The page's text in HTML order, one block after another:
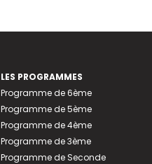
LES PROGRAMMES
Programme de 6ème
Programme de 5ème
Programme de 4ème
Programme de 3ème
Programme de Seconde